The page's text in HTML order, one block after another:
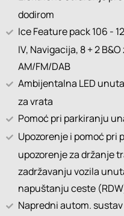
dodirom
Ice Feature pack 106 -
IV, Navigacija, 8 + 2
AM/FM/DAB
Ambijentalna LED
za vrata
Pomoć pri parkiranju
Upozorenje i pomoć pri
upozorenje za držanje
zadržavanju vozila
napuštanju ceste
Napredni autom.